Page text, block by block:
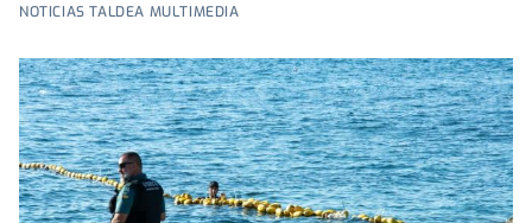
NOTICIAS TALDEA MULTIMEDIA